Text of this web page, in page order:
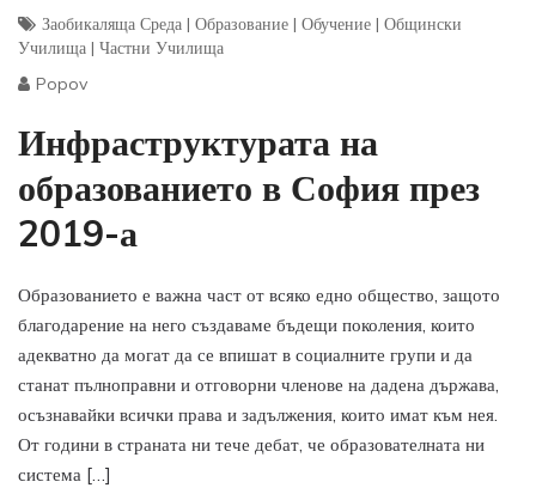
Заобикаляща Среда | Образование | Обучение | Общински
Училища | Частни Училища
Popov
Инфраструктурата на
образованието в София през
2019-а
Образованието е важна част от всяко едно общество, защото
благодарение на него създаваме бъдещи поколения, които
адекватно да могат да се впишат в социалните групи и да
станат пълноправни и отговорни членове на дадена държава,
осъзнавайки всички права и задължения, които имат към нея.
От години в страната ни тече дебат, че образователната ни
система […]